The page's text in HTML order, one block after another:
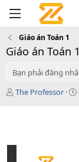
Giáo án Toán 1
Giáo án Toán
Bạn phải đăng
T
ả
The Professor